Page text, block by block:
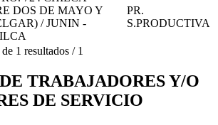
DOS DE MAYO Y
/ JUNIN -
PR.
S.PRODUCTIVA
de 1 resultados / 1
TRABAJADORES Y/O
DE SERVICIO